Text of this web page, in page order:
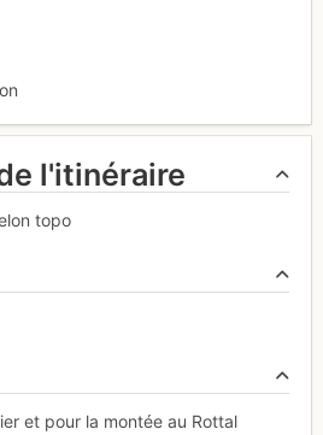
l'itinéraire
topo
et pour la montée au Rottal